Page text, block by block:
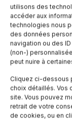
utilisons des
accéder aux
technologies nous
des données
navigation ou des
(non-)
peut nuire à
Cliquez ci-dessous
choix détaillés. Vos
site. Vous pouvez
retrait de votre
de cookies, ou en
Termini di
Sitemap
Servizi
Hôtels